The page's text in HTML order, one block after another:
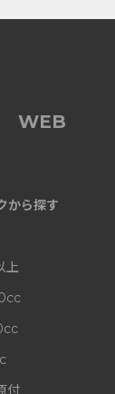
WEB
から探す
上
付